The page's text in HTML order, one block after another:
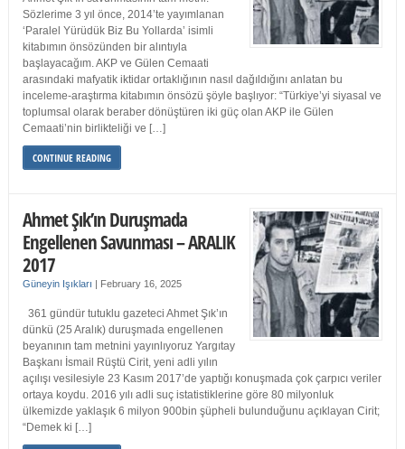
Sözlerime 3 yıl önce, 2014’te yayımlanan
‘Paralel Yürüdük Biz Bu Yollarda’ isimli
kitabımın önsözünden bir alıntıyla
başlayacağım. AKP ve Gülen Cemaati
arasındaki mafyatik iktidar ortaklığının nasıl dağıldığını anlatan bu
inceleme-araştırma kitabımın önsözü şöyle başlıyor: “Türkiye’yi siyasal ve
toplumsal olarak beraber dönüştüren iki güç olan AKP ile Gülen
Cemaati’nin birlikteliği ve […]
CONTINUE READING
Ahmet Şık’ın Duruşmada
Engellenen Savunması – ARALIK
2017
Güneyin Işıkları | February 16, 2025
361 gündür tutuklu gazeteci Ahmet Şık’ın
dünkü (25 Aralık) duruşmada engellenen
beyanının tam metnini yayınlıyoruz Yargıtay
Başkanı İsmail Rüştü Cirit, yeni adli yılın
açılışı vesilesiyle 23 Kasım 2017’de yaptığı konuşmada çok çarpıcı veriler
ortaya koydu. 2016 yılı adli suç istatistiklerine göre 80 milyonluk
ülkemizde yaklaşık 6 milyon 900bin şüpheli bulunduğunu açıklayan Cirit;
“Demek ki […]